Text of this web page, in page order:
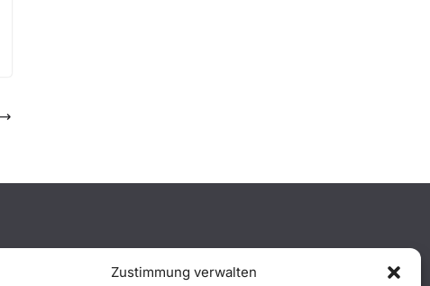
Zustimmung verwalten